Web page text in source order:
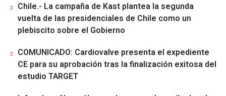
Chile.- La campaña de Kast plantea la segunda
vuelta de las presidenciales de Chile como un
plebiscito sobre el Gobierno
COMUNICADO: Cardiovalve presenta el expediente
CE para su aprobación tras la finalización exitosa del
estudio TARGET